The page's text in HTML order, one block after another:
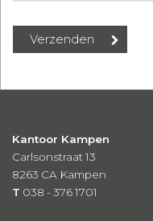
Kantoor Kampen
Carlsonstraat 13
8263 CA Kampen
T 038 - 376 1701